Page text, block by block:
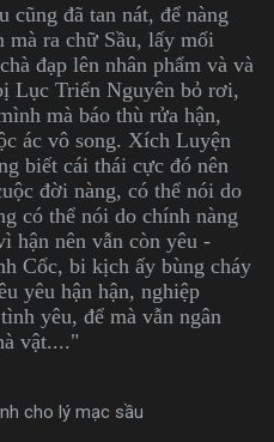
cũng đã tan nát, để nàng
mà ra chữ Sầu, lấy mối
đạp lên nhân phẩm và và
Lục Triển Nguyên bỏ rơi,
mà báo thù rửa hận,
ác vô song. Xích Luyện
biết cái thái cực đó nên
đời nàng, có thể nói do
có thể nói do chính nàng
hận nên vẫn còn yêu -
Cốc, bi kịch ấy bùng cháy
yêu hận hận, nghiệp
yêu, để mà vẫn ngân
vật...."